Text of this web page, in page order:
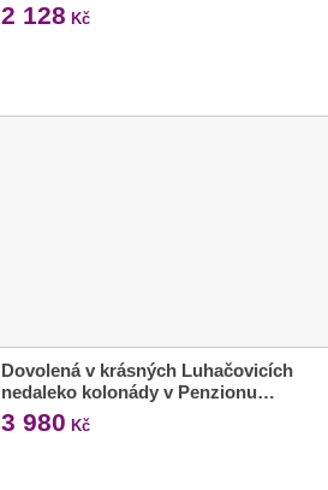
2 128 Kč
Dovolená v krásných Luhačovicích
nedaleko kolonády v Penzionu…
3 980 Kč